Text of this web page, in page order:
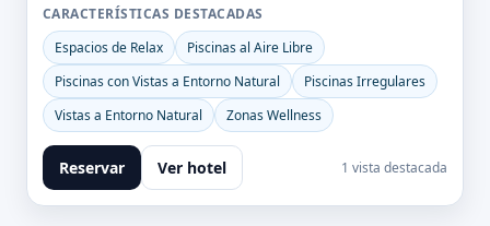
CARACTERÍSTICAS DESTACADAS
Espacios de Relax
Piscinas al Aire Libre
Piscinas con Vistas a Entorno Natural
Piscinas Irregulares
Vistas a Entorno Natural
Zonas Wellness
Reservar Ver hotel 1 vista destacada